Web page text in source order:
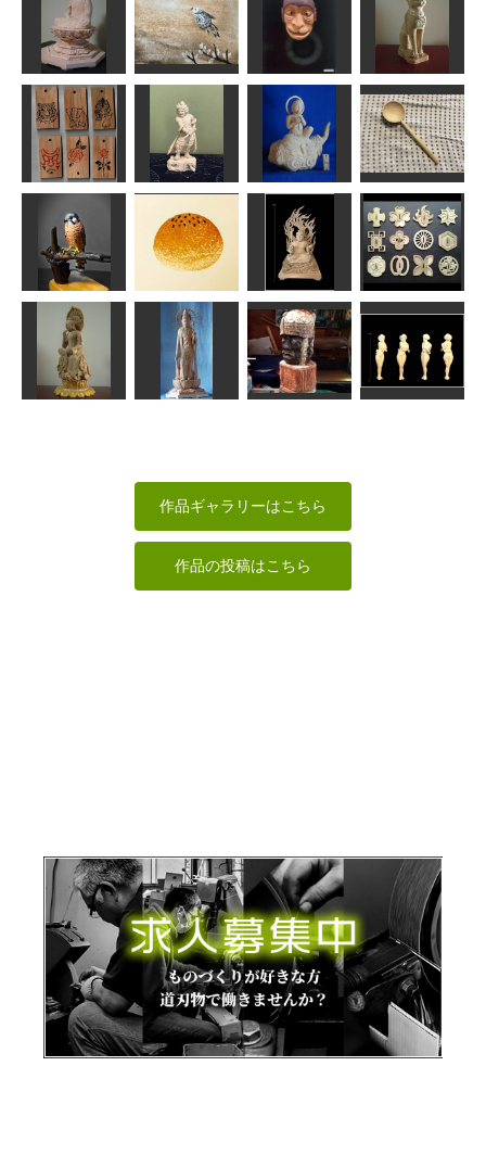
宝冠弥勒菩薩
模刻
かっちゃん
ダンボ
ken だーやま
毘沙門天
茶々丸
阿弥陀如来坐
像
ラッキー
飛ぶゆでたま
ご
すずめようこ
舅猿
武宝
バステト
ちゅうさん
ストラップ
各種
fuku
波夷羅大将
雲中供養菩薩
像
ta-chann
おたま
たくちゃん
チョウゲンボ
ウ
MINI
あんぱん
みちこ
不動明王
shadow
『鬼滅の刃』
の鍔（つば）
ken
聖観音立像 マヤの人
作品ギャラリーはこちら
作品の投稿はこちら